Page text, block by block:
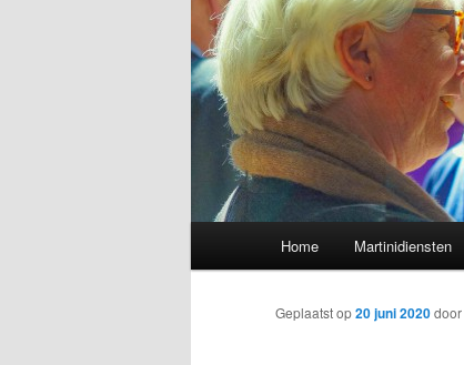
Home Martinidiensten
Geplaatst op20 juni 2020door